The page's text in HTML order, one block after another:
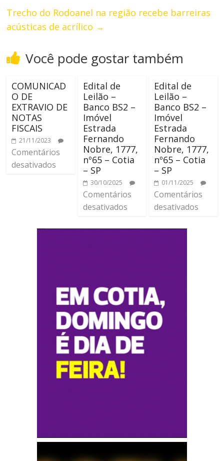
Trecho do Rodoanel na região recebe barreiras
acústicas de acrílico →
Você pode gostar também
COMUNICAD
O DE
EXTRAVIO DE
NOTAS
FISCAIS
21/11/2023
Comentários
desativados
Edital de
Leilão –
Banco BS2 –
Imóvel
Estrada
Fernando
Nobre, 1777,
nº65 – Cotia
– SP
30/10/2025
Comentários
desativados
Edital de
Leilão –
Banco BS2 –
Imóvel
Estrada
Fernando
Nobre, 1777,
nº65 – Cotia
– SP
01/11/2025
Comentários
desativados